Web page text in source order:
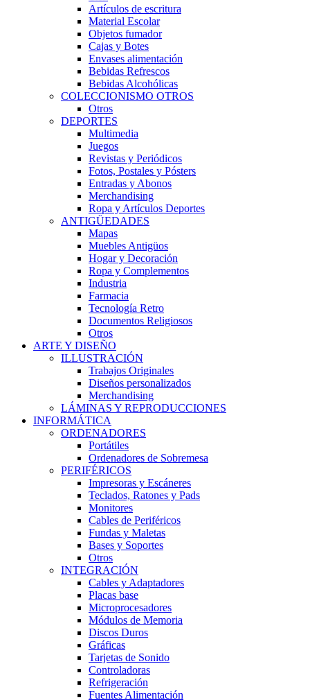
Artículos de escritura
Material Escolar
Objetos fumador
Cajas y Botes
Envases alimentación
Bebidas Refrescos
Bebidas Alcohólicas
COLECCIONISMO OTROS
Otros
DEPORTES
Multimedia
Juegos
Revistas y Periódicos
Fotos, Postales y Pósters
Entradas y Abonos
Merchandising
Ropa y Artículos Deportes
ANTIGÜEDADES
Mapas
Muebles Antigüos
Hogar y Decoración
Ropa y Complementos
Industria
Farmacia
Tecnología Retro
Documentos Religiosos
Otros
ARTE Y DISEÑO
ILLUSTRACIÓN
Trabajos Originales
Diseños personalizados
Merchandising
LÁMINAS Y REPRODUCCIONES
INFORMÁTICA
ORDENADORES
Portátiles
Ordenadores de Sobremesa
PERIFÉRICOS
Impresoras y Escáneres
Teclados, Ratones y Pads
Monitores
Cables de Periféricos
Fundas y Maletas
Bases y Soportes
Otros
INTEGRACIÓN
Cables y Adaptadores
Placas base
Microprocesadores
Módulos de Memoria
Discos Duros
Gráficas
Tarjetas de Sonido
Controladoras
Refrigeración
Fuentes Alimentación